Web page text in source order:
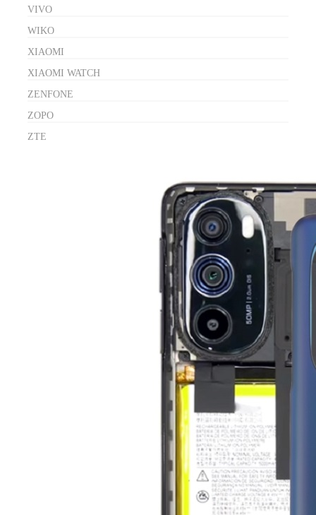
VIVO
WIKO
XIAOMI
XIAOMI WATCH
ZENFONE
ZOPO
ZTE